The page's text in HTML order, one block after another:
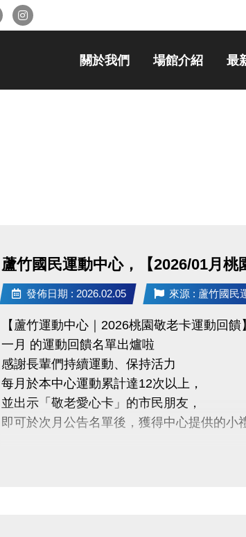
關於我們 場館介紹 最
蘆竹國民運動中心，【2026/01月桃
發佈日期 : 2026.02.05 來源 : 蘆竹國民
【蘆竹運動中心｜2026桃園敬老卡運動回饋】
一月 的運動回饋名單出爐啦
感謝長輩們持續運動、保持活力
每月於本中心運動累計達12次以上，
並出示「敬老愛心卡」的市民朋友，
即可於次月公告名單後，獲得中心提供的小